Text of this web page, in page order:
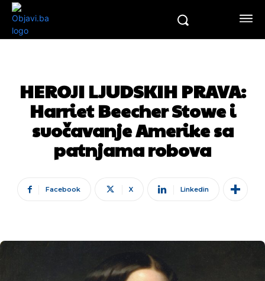
HEROJI LJUDSKIH PRAVA:
Harriet Beecher Stowe i
suočavanje Amerike sa
patnjama robova
Facebook X Linkedin